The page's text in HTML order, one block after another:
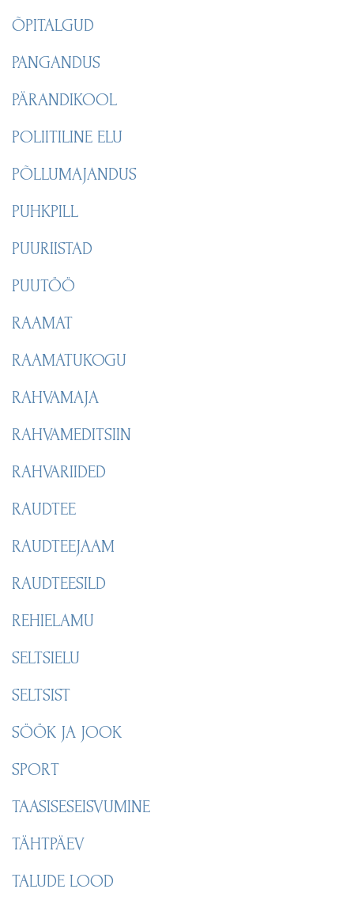
ÕPITALGUD
PANGANDUS
PÄRANDIKOOL
POLIITILINE ELU
PÕLLUMAJANDUS
PUHKPILL
PUURIISTAD
PUUTÖÖ
RAAMAT
RAAMATUKOGU
RAHVAMAJA
RAHVAMEDITSIIN
RAHVARIIDED
RAUDTEE
RAUDTEEJAAM
RAUDTEESILD
REHIELAMU
SELTSIELU
SELTSIST
SÖÖK JA JOOK
SPORT
TAASISESEISVUMINE
TÄHTPÄEV
TALUDE LOOD